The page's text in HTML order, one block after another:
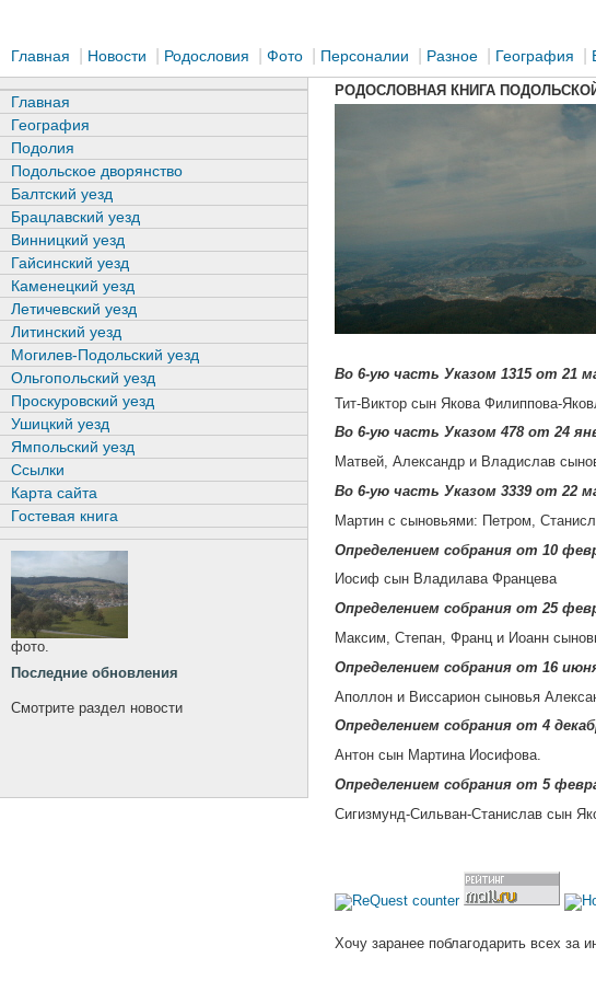
Главная Новости Родословия Фото Персоналии Разное География
РОДОСЛОВНАЯ КНИГА
Во 6-ую часть Указом 1315 от 21
Тит-Виктор сын Якова Филиппова-
Во 6-ую часть Указом 478 от 24
Матвей, Александр и Владислав
Во 6-ую часть Указом 3339 от 22
Мартин с сыновьями: Петром,
Определением собрания от 10
Иосиф сын Владилава Францева
Определением собрания от 25
Максим, Степан, Франц и Иоанн
Определением собрания от 16
Аполлон и Виссарион сыновья
Определением собрания от 4
Антон сын Мартина Иосифова.
Определением собрания от 5
Сигизмунд-Сильван-Станислав сын
Хочу заранее поблагодарить всех за
Главная
География
Подолия
Подольское дворянство
Балтский уезд
Брацлавский уезд
Винницкий уезд
Гайсинский уезд
Каменецкий уезд
Летичевский уезд
Литинский уезд
Могилев-Подольский уезд
Ольгопольский уезд
Проскуровский уезд
Ушицкий уезд
Ямпольский уезд
Ссылки
Карта сайта
Гостевая книга
фото.
Последние обновления
Смотрите раздел новости